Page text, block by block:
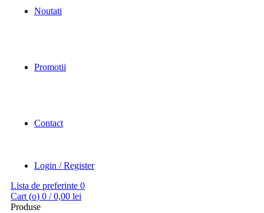
Noutati
Promotii
Contact
Login / Register
Lista de preferinte 0
Cart (o) 0 / 0,00 lei
Produse